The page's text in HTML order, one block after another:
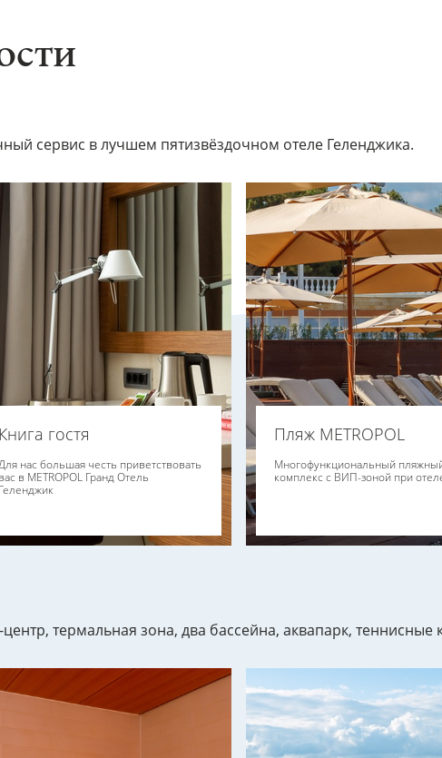
сервис в лучшем пятизвёздочном отеле Геленджика.
Книга гостя
нас большая честь приветствовать
вас в METROPOL Гранд Отель
Геленджик
Пляж METROPOL
Многофункциональный
комплекс с ВИП-зоной при
центр, термальная зона, два бассейна, аквапарк,